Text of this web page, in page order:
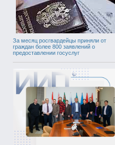
За месяц росгвардейцы приняли от
граждан более 800 заявлений о
предоставлении госуслуг